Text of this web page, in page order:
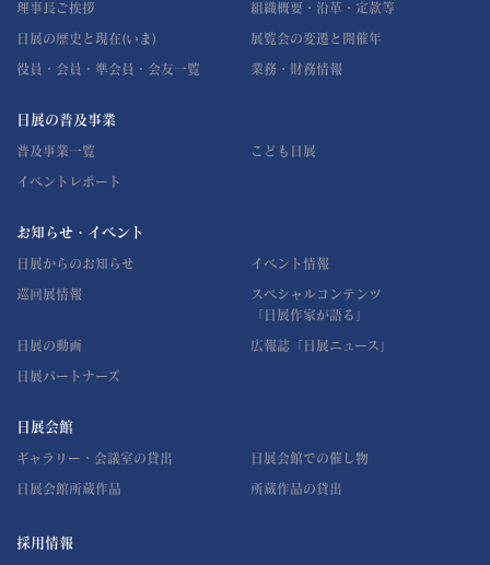
理事長ご挨拶 組織概要・沿革・定款等
日展の歴史と現在(いま) 展覧会の変遷と開催年
役員・会員・準会員・会友一覧 業務・財務情報
日展の普及事業
普及事業一覧 こども日展
イベントレポート
お知らせ・イベント
日展からのお知らせ イベント情報
巡回展情報
スペシャルコンテンツ
「日展作家が語る」
日展の動画 広報誌「日展ニュース」
日展パートナーズ
日展会館
ギャラリー・会議室の貸出 日展会館での催し物
日展会館所蔵作品 所蔵作品の貸出
採用情報